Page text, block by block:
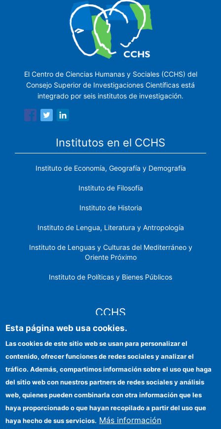
El Centro de Ciencias Humanas y Sociales (CCHS) del
Consejo Superior de Investigaciones Científicas está
integrado por seis institutos de investigación.
Institutos en el CCHS
Instituto de Economía, Geografía y Demografía
Instituto de Filosofía
Instituto de Historia
Instituto de Lengua, Literatura y Antropología
Instituto de Lenguas y Culturas del Mediterráneo y
Oriente Próximo
Instituto de Políticas y Bienes Públicos
CCHS
Identidad institucional
Ayudas FEDER
Organismos financiadores
Esta página web usa cookies.
Las cookies de este sitio web se usan para personalizar el
contenido, ofrecer funciones de redes sociales y analizar el
tráfico. Además, compartimos información sobre el uso que haga
del sitio web con nuestros partners de redes sociales y análisis
web, quienes pueden combinarla con otra información que les
haya proporcionado o que hayan recopilado a partir del uso que
haya hecho de sus servicios. Más información